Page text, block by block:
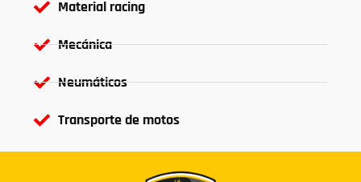
Material racing
Mecánica
Neumáticos
Transporte de motos